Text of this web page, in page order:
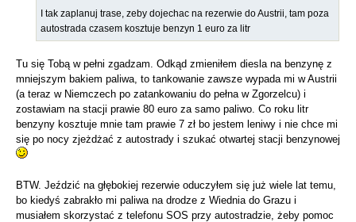
I tak zaplanuj trase, zeby dojechac na rezerwie do Austrii, tam poza
autostrada czasem kosztuje benzyn 1 euro za litr
Tu się Tobą w pełni zgadzam. Odkąd zmieniłem diesla na benzynę z
mniejszym bakiem paliwa, to tankowanie zawsze wypada mi w Austrii
(a teraz w Niemczech po zatankowaniu do pełna w Zgorzelcu) i
zostawiam na stacji prawie 80 euro za samo paliwo. Co roku litr
benzyny kosztuje mnie tam prawie 7 zł bo jestem leniwy i nie chce mi
się po nocy zjeżdżać z autostrady i szukać otwartej stacji benzynowej
BTW. Jeździć na głębokiej rezerwie oduczyłem się już wiele lat temu,
bo kiedyś zabrakło mi paliwa na drodze z Wiednia do Grazu i
musiałem skorzystać z telefonu SOS przy autostradzie, żeby pomoc